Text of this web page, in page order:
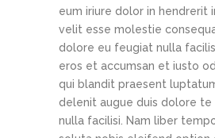
eum iriure dolor in hendrerit
velit esse molestie
dolore eu feugiat nulla
eros et accumsan et iusto
qui blandit praesent
delenit augue duis dolore
nulla facilisi. Nam liber